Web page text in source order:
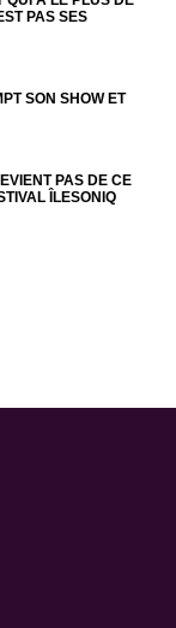
PAS SES
SON SHOW ET
PAS DE CE
ÎLESONIQ